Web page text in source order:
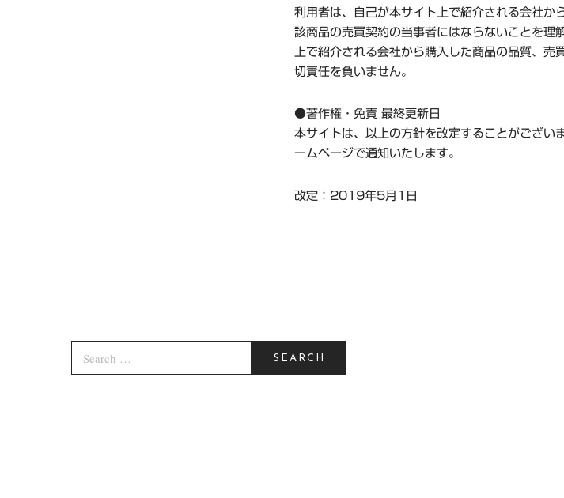
利用者は、自己が本サイト上で紹介される会社か
該商品の売買契約の当事者にはならないことを理
上で紹介される会社から購入した商品の品質、
切責任を負いません。
●著作権・免責 最終更新日
本サイトは、以上の方針を改定することがござい
ームページで通知いたします。
改定：2019年5月1日
S
R
SEARCH